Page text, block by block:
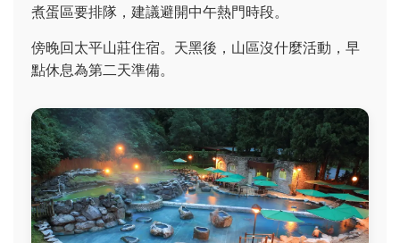
煮蛋區要排隊，建議避開中午熱門時段。
傍晚回太平山莊住宿。天黑後，山區沒什麼活動，早
點休息為第二天準備。